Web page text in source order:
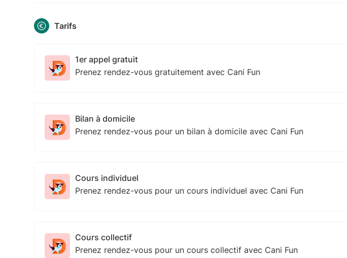
Tarifs
1er appel gratuit
Prenez rendez-vous gratuitement avec Cani Fun
Bilan à domicile
Prenez rendez-vous pour un bilan à domicile avec Cani Fun
Cours individuel
Prenez rendez-vous pour un cours individuel avec Cani Fun
Cours collectif
Prenez rendez-vous pour un cours collectif avec Cani Fun